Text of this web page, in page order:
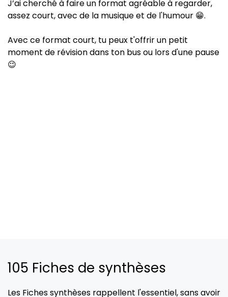
J’ai cherché à faire un format agréable à regarder,
assez court, avec de la musique et de l'humour 😁.
Avec ce format court, tu peux t'offrir un petit
moment de révision dans ton bus ou lors d'une pause
😉
105 Fiches de synthèses
Les Fiches synthèses rappellent l'essentiel, sans avoir